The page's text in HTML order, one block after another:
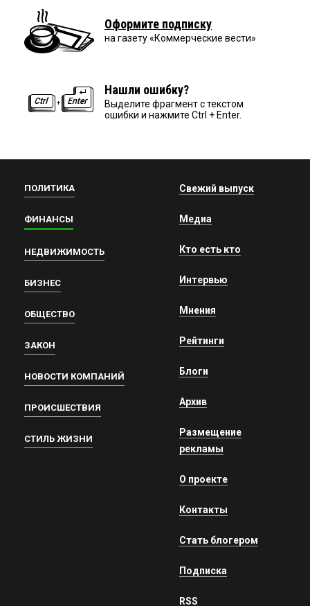
Оформите подписку
на газету «Коммерческие вести»
Нашли ошибку?
Выделите фрагмент с текстом
ошибки и нажмите Ctrl + Enter.
ПОЛИТИКА
ФИНАНСЫ
НЕДВИЖИМОСТЬ
БИЗНЕС
ОБЩЕСТВО
ЗАКОН
НОВОСТИ КОМПАНИЙ
ПРОИСШЕСТВИЯ
СТИЛЬ ЖИЗНИ
Свежий выпуск
Медиа
Кто есть кто
Интервью
Мнения
Рейтинги
Блоги
Архив
Размещение
рекламы
О проекте
Контакты
Стать блогером
Подписка
RSS